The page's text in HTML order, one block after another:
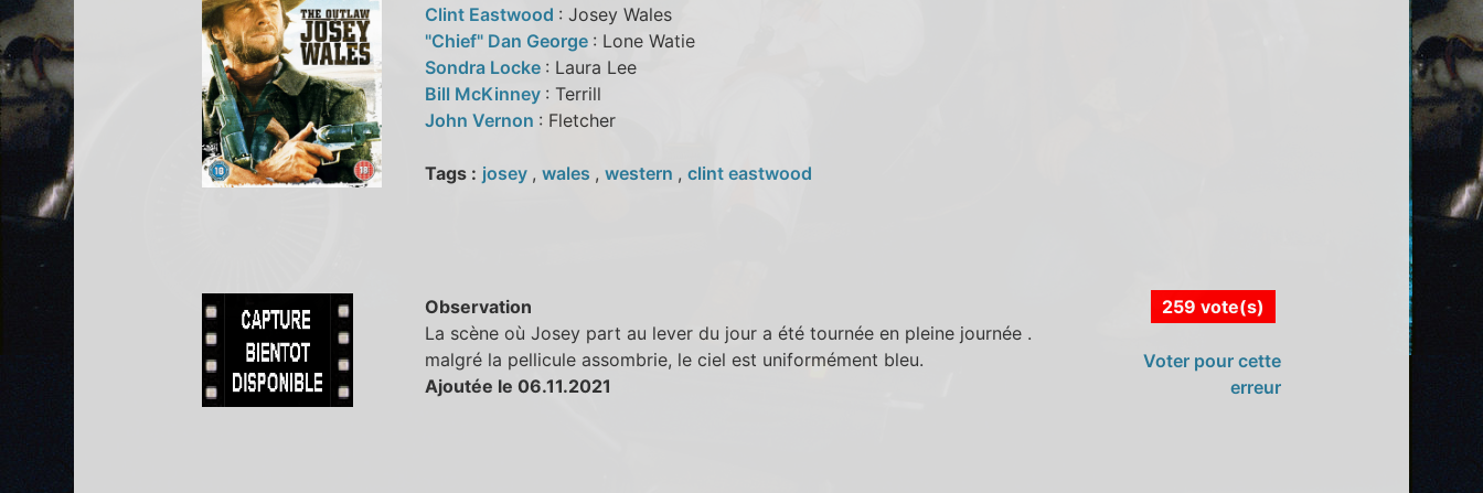
Clint Eastwood : Josey Wales
"Chief" Dan George : Lone Watie
Sondra Locke : Laura Lee
Bill McKinney : Terrill
John Vernon : Fletcher
Tags : josey , wales , western , clint eastwood
Observation
La scène où Josey part au lever du jour a été tournée en pleine journée .
malgré la pellicule assombrie, le ciel est uniformément bleu.
Ajoutée le 06.11.2021
259 vote(s)
Voter pour cette
erreur